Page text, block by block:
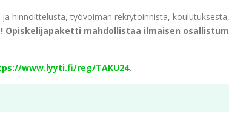
hinnoittelusta, työvoiman rekrytoinnista, koulutuksesta,
Opiskelijapaketti mahdollistaa ilmaisen
www.lyyti.fi/reg/TAKU24.